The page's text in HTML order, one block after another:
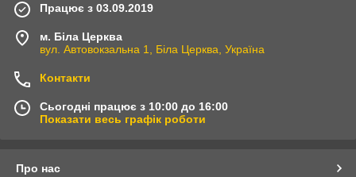
Працює з 03.09.2019
м. Біла Церква
вул. Автовокзальна 1, Біла Церква, Україна
Контакти
Сьогодні працює з 10:00 до 16:00
Показати весь графік роботи
Про нас